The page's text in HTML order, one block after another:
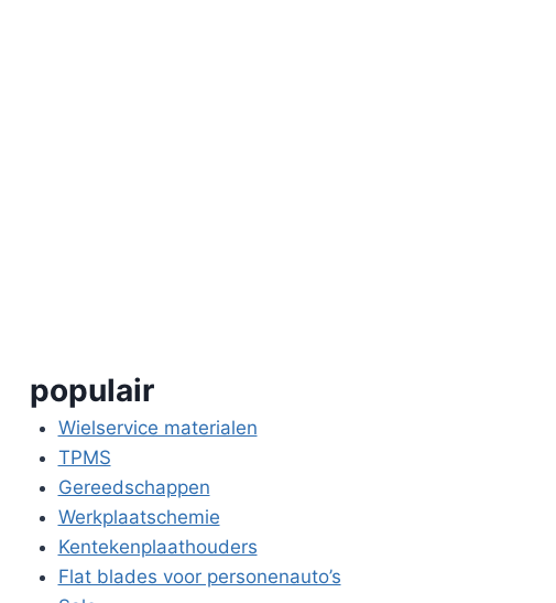
populair
Wielservice materialen
TPMS
Gereedschappen
Werkplaatschemie
Kentekenplaathouders
Flat blades voor personenauto’s